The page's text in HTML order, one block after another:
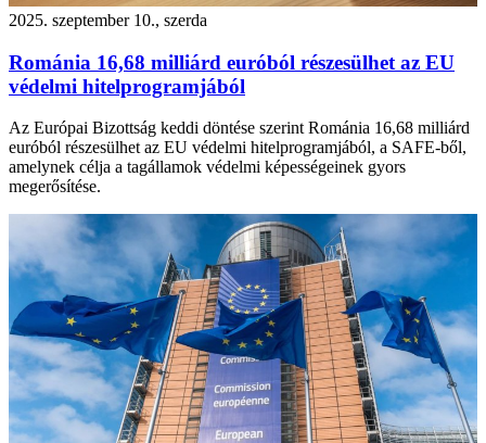
2025. szeptember 10., szerda
Románia 16,68 milliárd euróból részesülhet az EU
védelmi hitelprogramjából
Az Európai Bizottság keddi döntése szerint Románia 16,68 milliárd
euróból részesülhet az EU védelmi hitelprogramjából, a SAFE-ből,
amelynek célja a tagállamok védelmi képességeinek gyors
megerősítése.